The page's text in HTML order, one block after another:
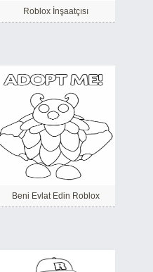
Roblox İnşaatçısı
Beni Evlat Edin Roblox